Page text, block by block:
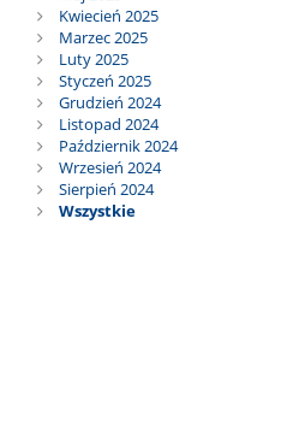
Kwiecień 2025
Marzec 2025
Luty 2025
Styczeń 2025
Grudzień 2024
Listopad 2024
Październik 2024
Wrzesień 2024
Sierpień 2024
Wszystkie